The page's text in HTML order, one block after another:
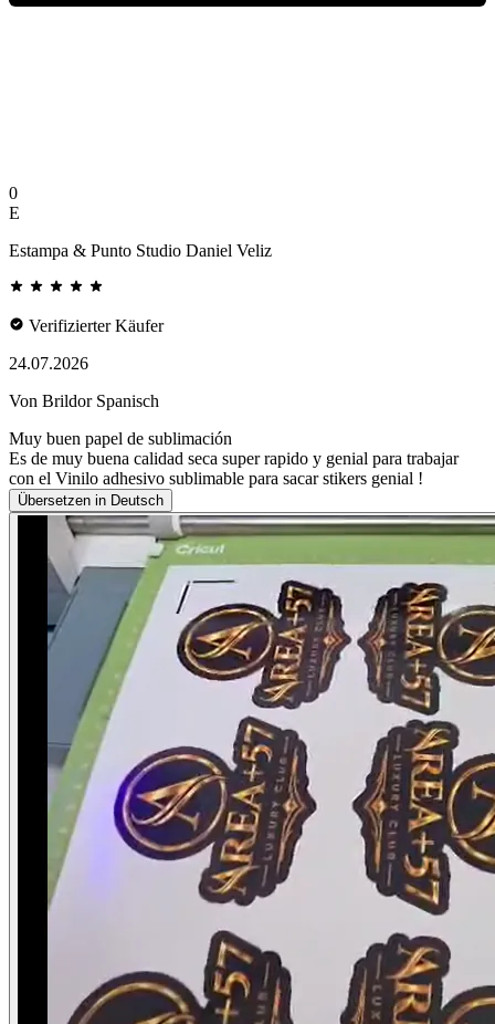
0
E
Estampa & Punto Studio Daniel Veliz
Verifizierter Käufer
24.07.2026
Von Brildor Spanisch
Muy buen papel de sublimación
Es de muy buena calidad seca super rapido y genial para trabajar
con el Vinilo adhesivo sublimable para sacar stikers genial !
Übersetzen in Deutsch